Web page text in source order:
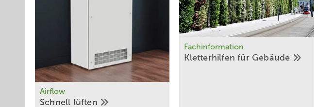
Airflow
Schnell lüften
Fachinformation
Kletterhilfen für ­Gebäude